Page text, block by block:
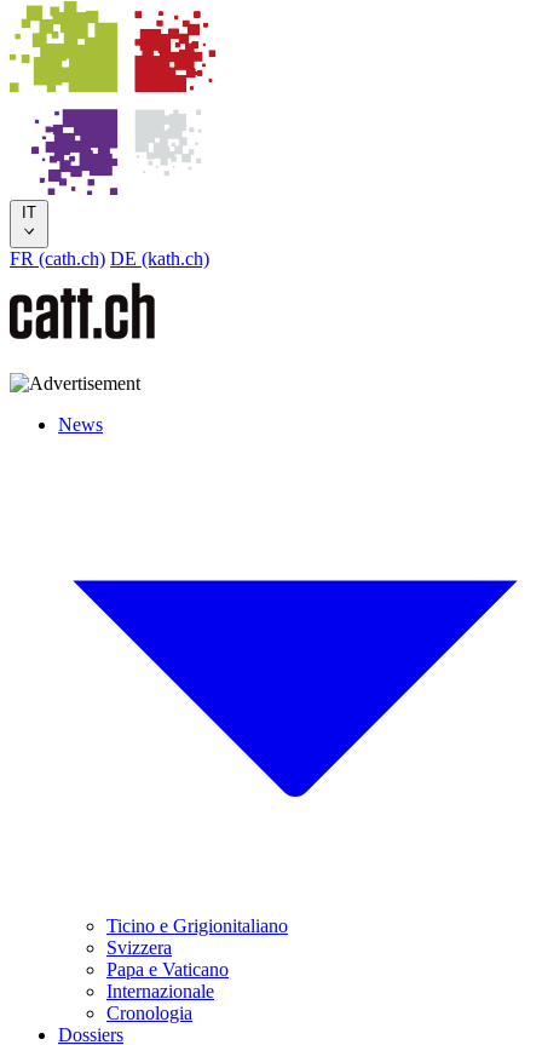
IT
FR (cath.ch) DE (kath.ch)
News
Ticino e Grigionitaliano
Svizzera
Papa e Vaticano
Internazionale
Cronologia
Dossiers